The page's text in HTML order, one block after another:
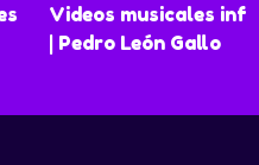
Videos musicales
| Pedro León Gallo